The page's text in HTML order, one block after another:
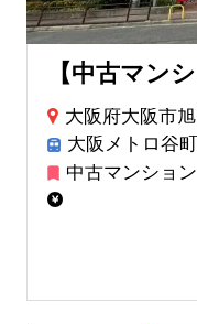
【中古マン
大阪府大阪市
大阪メトロ谷
中古マンション